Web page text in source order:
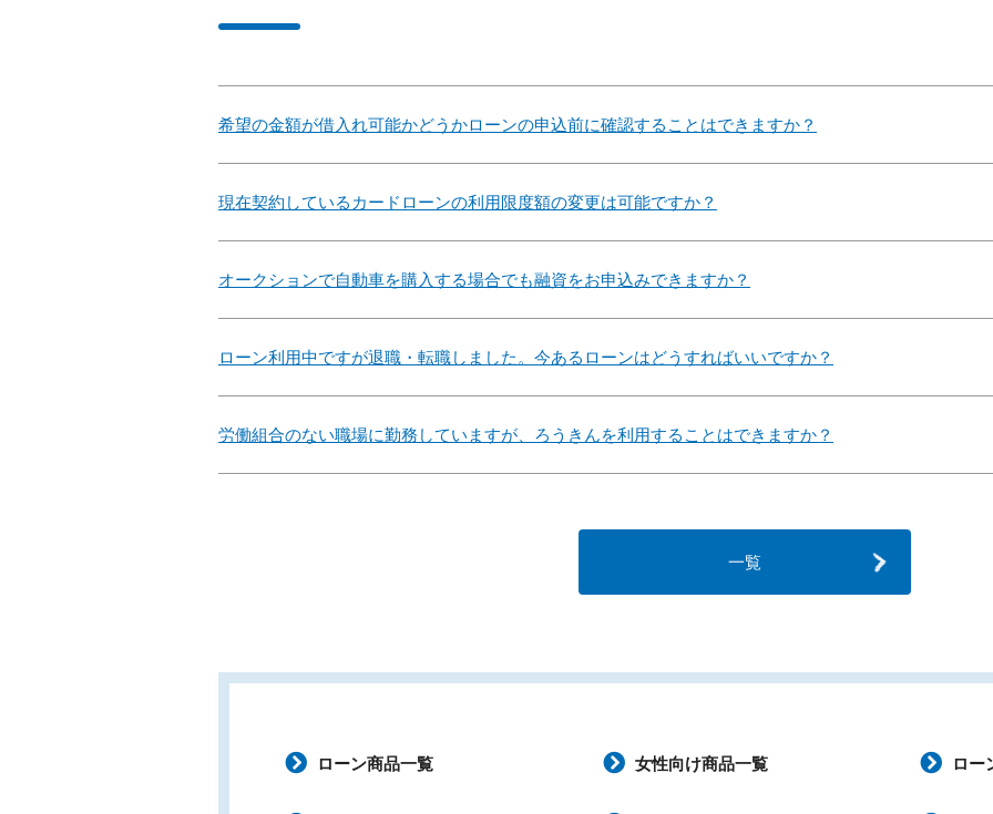
希望の金額が借入れ可能かどうかローンの申込前に確認することはできますか？
現在契約しているカードローンの利用限度額の変更は可能ですか？
オークションで自動車を購入する場合でも融資をお申込みできますか？
ローン利用中ですが退職・転職しました。今あるローンはどうすればいいですか？
労働組合のない職場に勤務していますが、ろうきんを利用することはできますか？
一覧
ローン商品一覧 女性向け商品一覧 ロー